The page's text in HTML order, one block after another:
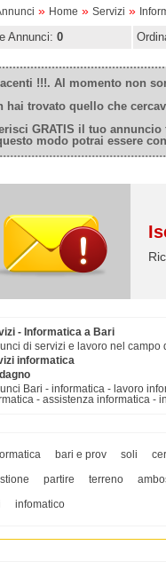
» Home » Servizi »
Annunci: 0
!!!. Al momento non
hai trovato quello che
GRATIS il tuo
modo potrai essere
- Informatica a Bari
di servizi e lavoro nel
informatica
Bari - informatica - lavoro
- assistenza informatica -
bari e prov soli
partire terreno
infomatico